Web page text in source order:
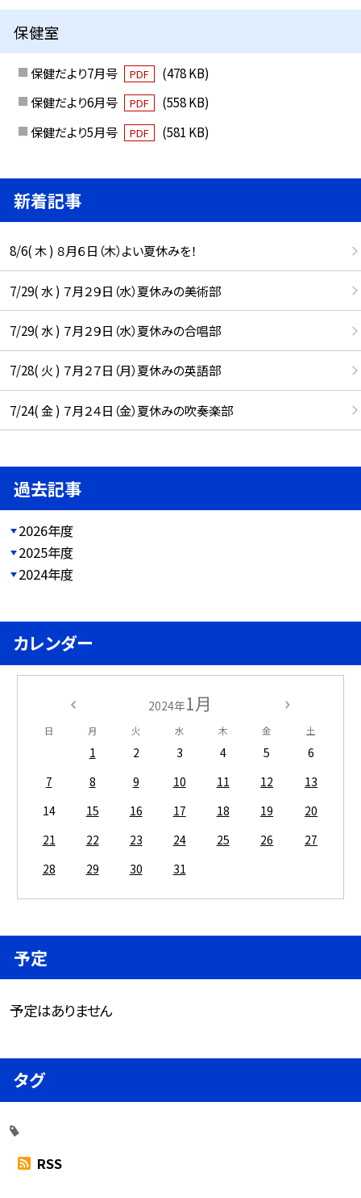
保健室
保健だより7月号 PDF
(478 KB)
保健だより6月号
PDF
(558 KB)
保健だより5月号
PDF (581 KB)
新着記事
8/6( 木 ) ８月６日（木）よい夏休みを！
7/29( 水 ) ７月２９日（水）夏休みの美術部
7/29( 水 ) ７月２９日（水）夏休みの合唱部
7/28( 火 ) ７月２７日（月）夏休みの英語部
7/24( 金 ) ７月２４日（金）夏休みの吹奏楽部
過去記事
2026年度
2025年度
2024年度
カレンダー
2024年1月
日 月 火 水 木 金 土
1 2 3 4 5
6
7
8 9 10 11 12
13
14
15 16 17 18 19
20
21
22 23 24 25 26
27
28
29 30 31
予定
予定はありません
タグ
RSS